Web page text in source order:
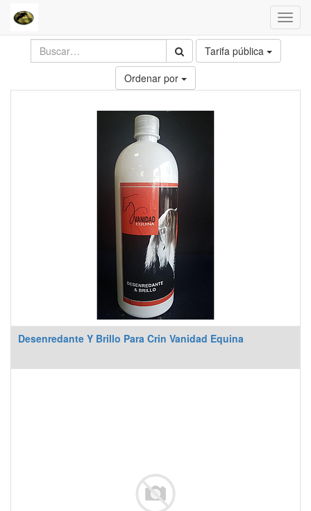
Tarifa pública
Ordenar por
Desenredante Y Brillo Para Crin Vanidad Equina